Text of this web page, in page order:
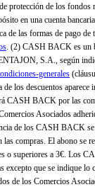
protección de los fondos
en una cuenta
de las formas de pago de
. (2) CASH BACK es un
S.A., según
generales
los descuentos aparece
CASH BACK por las
Asociados
de los CASH BACK se
compras. El abono se
o superiores a 3€. Los
excepto que se indique
de los Comercios